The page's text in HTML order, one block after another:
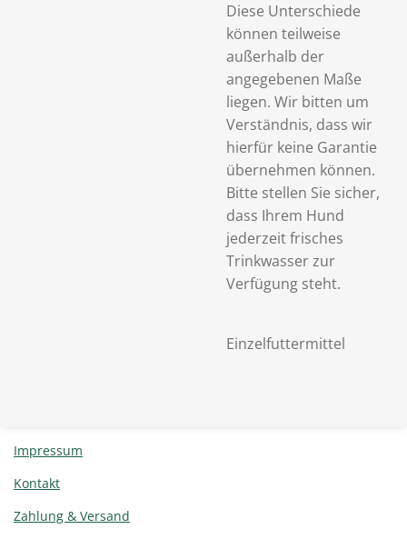
Diese Unterschiede
können teilweise
außerhalb der
angegebenen Maße
liegen. Wir bitten um
Verständnis, dass wir
hierfür keine Garantie
übernehmen können.
Bitte stellen Sie sicher,
dass Ihrem Hund
jederzeit frisches
Trinkwasser zur
Verfügung steht.
Einzelfuttermittel
Impressum
Kontakt
Zahlung & Versand